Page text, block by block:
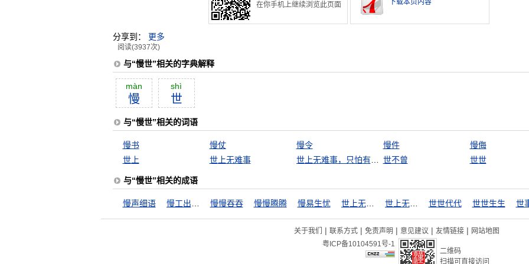
在你手机上继续浏览此页面 下载本页内容
分享到： 更多
阅读(3937次)
与“慢世”相关的字典解释
màn
慢
shì
世
与“慢世”相关的词语
慢书 慢仗 慢令 慢件
慢侮
世上
世上无难事 世上无难事，只怕有心人 世不曾 世世
与“慢世”相关的成语
慢声细语 慢慢吞吞 慢慢腾腾 慢易生忧 世上无难事 世上无难事，只怕有心人 世世代代 世世生生 世
关于我们 | 联系方式 | 免责声明 | 意见建议 | 友情链接 | 网站地图
粤ICP备10104591号-1
二维码
扫描可直接访问